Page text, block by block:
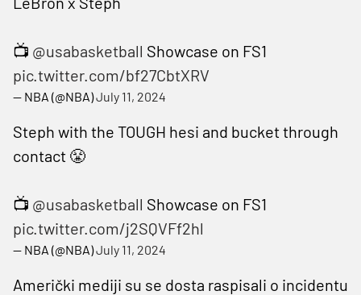
📺 @usabasketball Showcase on FS1
pic.twitter.com/bf27CbtXRV
— NBA (@NBA)July 11, 2024
Steph with the TOUGH hesi and bucket through
contact 😤
📺 @usabasketball Showcase on FS1
pic.twitter.com/j2SQVFf2hl
— NBA (@NBA)July 11, 2024
Američki mediji su se dosta raspisali o incidentu